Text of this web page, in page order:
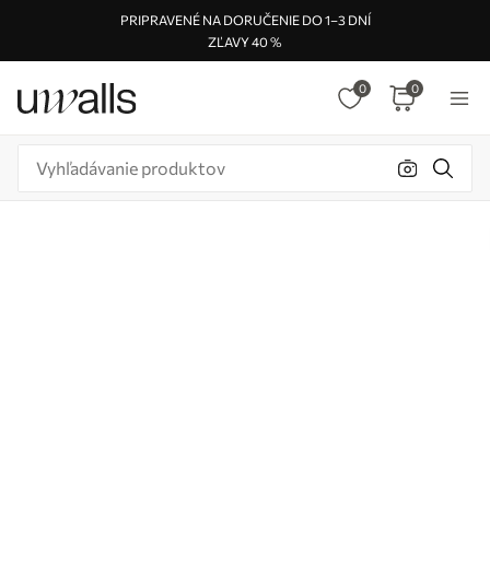
PRIPRAVENÉ NA DORUČENIE DO 1–3 DNÍ
ZĽAVY 40 %
0 0